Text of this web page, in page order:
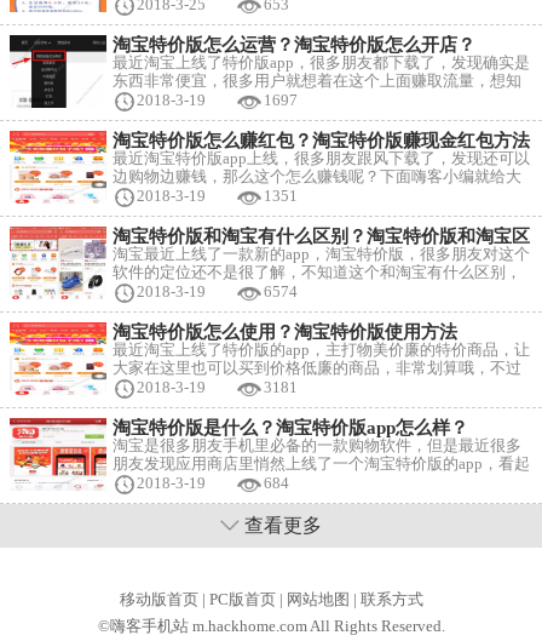
不知道有什么折扣，下面嗨客小编就给大家详细介绍一下吧~
中国联通发布消息，从本月的3月28日起，每月28日均为“联
通支付日”，当天使用“沃钱包”进行充值缴费，最高可享受8.8
折优惠。 从
2018-3-25 653
淘宝特价版怎么运营？淘宝特价版怎么开店？
最近淘宝上线了特价版app，很多朋友都下载了，发现确实是
东西非常便宜，很多用户就想着在这个上面赚取流量，想知
道怎么才能在淘宝特价版上开店？怎么运营？入驻入口在
哪？下面嗨客小编就给大家详细介绍一下吧~ 淘宝特价版开
店方法： 商家申请入驻入口：点击这里 大家申请入驻，根据
要求上传资料，等待审核~ 淘宝特价店运营技巧：
2018-3-19 1697
淘宝特价版怎么赚红包？淘宝特价版赚现金红包方法
最近淘宝特价版app上线，很多朋友跟风下载了，发现还可以
边购物边赚钱，那么这个怎么赚钱呢？下面嗨客小编就给大
家分享一下赚红包的方法吧~ 1、大家在本站下载淘宝特价版
app后，打开软件可以看到“赚红包”，点击进入； 2、有3大
绝招赚现金红包哦，一是邀人送红包，每邀请一位新淘宝用
户完成购物，双方均获得最高10元红包，进入后即可看到我
的专属邀请码，S4J34A
2018-3-19 1351
淘宝特价版和淘宝有什么区别？淘宝特价版和淘宝区
别介绍
淘宝最近上线了一款新的app，淘宝特价版，很多朋友对这个
软件的定位还不是很了解，不知道这个和淘宝有什么区别，
毕竟都是购物软件，为什么要上线两款软件呢？下面嗨客小
编就给大家具体介绍一下吧~ 1、从招商角度看，淘宝特价版
显然希望把曾经从淘宝流失，去往拼多多的商家再拉回来。
用淘宝在招商时自己的话说就是，从“消费升级”转型为“消费
分级”。我们可以看到淘宝特价版重点宣传的九块
2018-3-19 6574
淘宝特价版怎么使用？淘宝特价版使用方法
最近淘宝上线了特价版的app，主打物美价廉的特价商品，让
大家在这里也可以买到价格低廉的商品，非常划算哦，不过
毕竟是刚刚上线，很多朋友对此还不熟悉，不知道怎么使
用，下面嗨客小编就给大家详细介绍一下吧~ 淘宝特价版的
使用方法其实和淘宝没什么区别，大家记得先登录，小编是
直接用的淘宝账号登录； 进入后选择你想买的东西，大家可
以看到这里的商品确实非常便宜，还有很多
2018-3-19 3181
淘宝特价版是什么？淘宝特价版app怎么样？
淘宝是很多朋友手机里必备的一款购物软件，但是最近很多
朋友发现应用商店里悄然上线了一个淘宝特价版的app，看起
来像是山寨一般，很多朋友就疑惑了，不知道这个软件是什
么，是不是真的？下面嗨客小编就给大家具体介绍一下吧~
首先，大家可以确定的是淘宝特价版是真实可信的软件哦，
淘宝官方上线的一款软件，定位和拼多多类似，主打物美价
2018-3-19 684
查看更多
移动版首页 PC版首页 网站地图
联系方式
©嗨客手机站 m.hackhome.com All Rights Reserved.